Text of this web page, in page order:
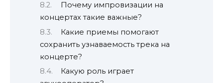
Почему импровизации на
концертах такие важные?
Какие приемы помогают
сохранить узнаваемость трека на
концерте?
Какую роль играет